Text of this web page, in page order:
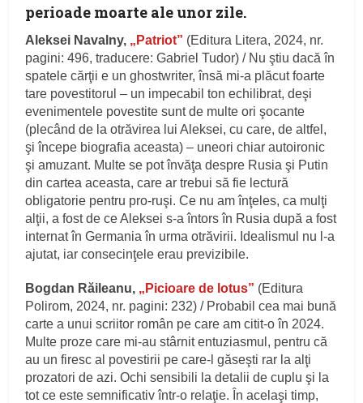
perioade moarte ale unor zile.
Aleksei Navalny, „Patriot” (Editura Litera, 2024, nr.
pagini: 496, traducere: Gabriel Tudor) / Nu ştiu dacă în
spatele cărţii e un ghostwriter, însă mi-a plăcut foarte
tare povestitorul – un impecabil ton echilibrat, deşi
evenimentele povestite sunt de multe ori şocante
(plecând de la otrăvirea lui Aleksei, cu care, de altfel,
şi începe biografia aceasta) – uneori chiar autoironic
şi amuzant. Multe se pot învăţa despre Rusia şi Putin
din cartea aceasta, care ar trebui să fie lectură
obligatorie pentru pro-ruşi. Ce nu am înţeles, ca mulţi
alţii, a fost de ce Aleksei s-a întors în Rusia după a fost
internat în Germania în urma otrăvirii. Idealismul nu l-a
ajutat, iar consecinţele erau previzibile.
Bogdan Răileanu, „Picioare de lotus” (Editura
Polirom, 2024, nr. pagini: 232) / Probabil cea mai bună
carte a unui scriitor român pe care am citit-o în 2024.
Multe proze care mi-au stârnit entuziasmul, pentru că
au un firesc al povestirii pe care-l găseşti rar la alţi
prozatori de azi. Ochi sensibili la detalii de cuplu şi la
tot ce este semnificativ într-o relaţie. În acelaşi timp,